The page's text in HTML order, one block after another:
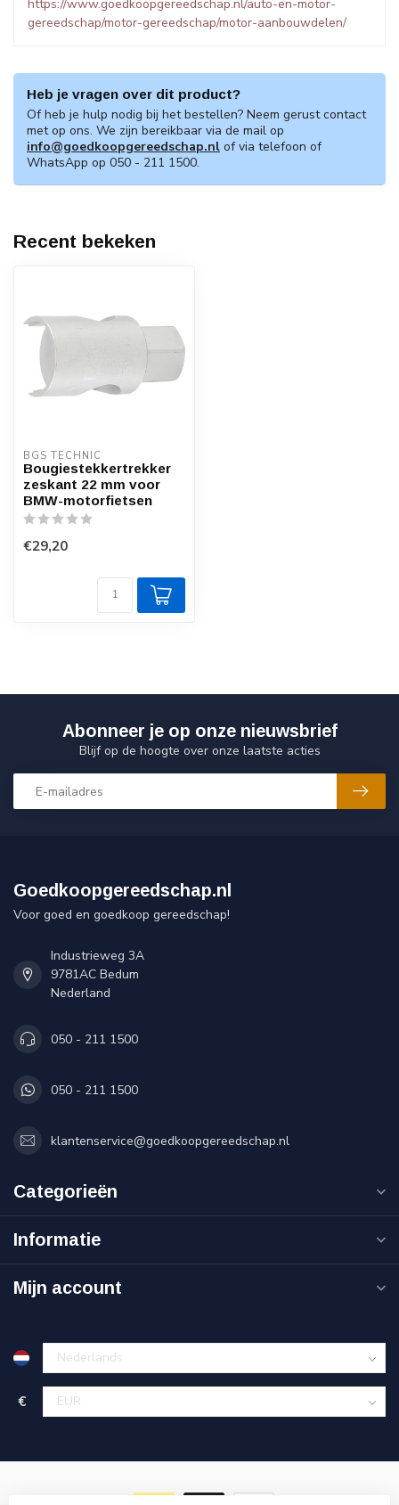
https://www.goedkoopgereedschap.nl/auto-en-motor-
gereedschap/motor-gereedschap/motor-aanbouwdelen/
Heb je vragen over dit product?
Of heb je hulp nodig bij het bestellen? Neem gerust contact
met op ons. We zijn bereikbaar via de mail op
info@goedkoopgereedschap.nl of via telefoon of
WhatsApp op 050 - 211 1500.
Recent bekeken
BGS TECHNIC
Bougiestekkertrekker
zeskant 22 mm voor
BMW-motorfietsen
€29,20
Abonneer je op onze nieuwsbrief
Blijf op de hoogte over onze laatste acties
Goedkoopgereedschap.nl
Voor goed en goedkoop gereedschap!
Industrieweg 3A
9781AC Bedum
Nederland
050 - 211 1500
050 - 211 1500
klantenservice@goedkoopgereedschap.nl
Categorieën
Informatie
Mijn account
€